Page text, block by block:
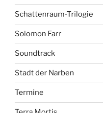
Schattenraum-Trilogie
Solomon Farr
Soundtrack
Stadt der Narben
Termine